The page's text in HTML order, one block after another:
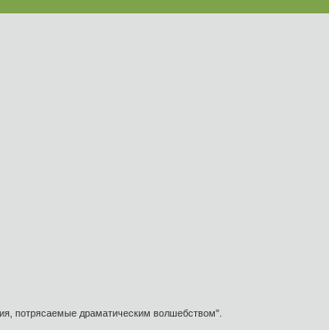
потрясаемые драматическим волшебством".